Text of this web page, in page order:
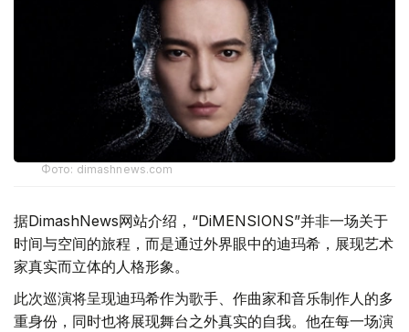
Фото: dimashnews.com
据DimashNews网站介绍，“DiMENSIONS”并非一场关于
时间与空间的旅程，而是通过外界眼中的迪玛希，展现艺术
家真实而立体的人格形象。
此次巡演将呈现迪玛希作为歌手、作曲家和音乐制作人的多
重身份，同时也将展现舞台之外真实的自我。他在每一场演